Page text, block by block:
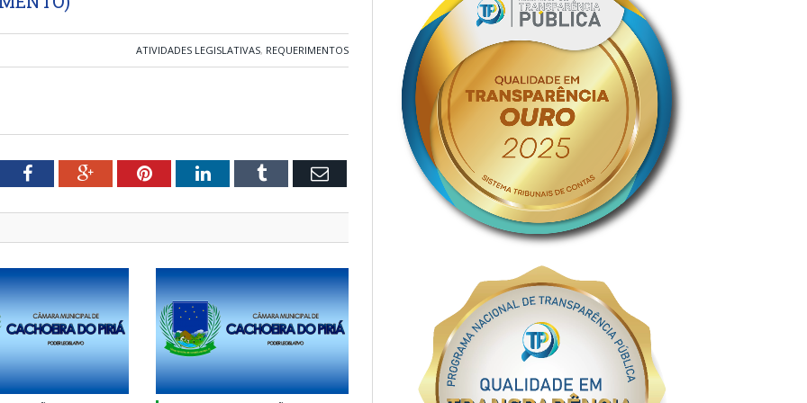
ATIVIDADES LEGISLATIVAS, REQUERIMENTOS
FacebookGoogle+PinterestLinkedInTumblr Email